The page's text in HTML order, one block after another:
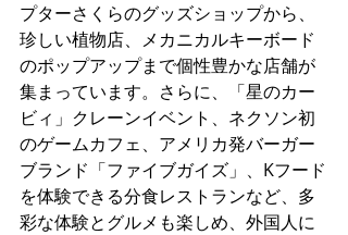
プターさくらのグッズショップから、
珍しい植物店、メカニカルキーボード
のポップアップまで個性豊かな店舗が
集まっています。さらに、「星のカー
ビィ」クレーンイベント、ネクソン初
のゲームカフェ、アメリカ発バーガー
ブランド「ファイブガイズ」、Kフード
を体験できる分食レストランなど、多
彩な体験とグルメも楽しめ、外国人に